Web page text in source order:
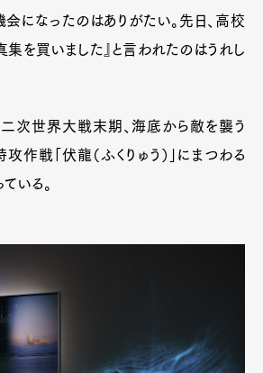
会になったのはありがたい。先日、高校
集を買いました』と言われたのはうれし
二次世界大戦末期、海底から敵を襲う
作戦「伏龍（ふくりゅう）」にまつわる
いる。